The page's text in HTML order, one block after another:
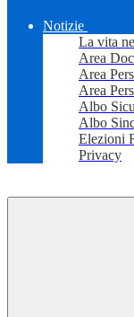
Notizie
La vita
Area
Area
Area
Albo
Albo
Elezioni
Privacy